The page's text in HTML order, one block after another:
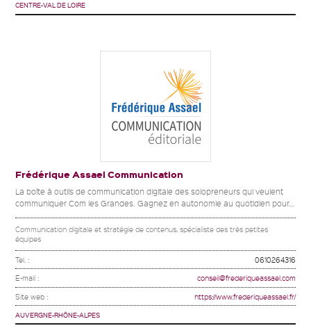
CENTRE-VAL DE LOIRE
Frédérique Assael Communication
La boîte à outils de communication digitale des solopreneurs qui veulent
communiquer Com les Grandes. Gagnez en autonomie au quotidien pour...
Communication digitale et stratégie de contenus, spécialiste des très petites
équipes
Tel. : 0610264316
E-mail : conseil@frederiqueassael.com
Site web : https://www.frederiqueassael.fr/
AUVERGNE-RHÔNE-ALPES